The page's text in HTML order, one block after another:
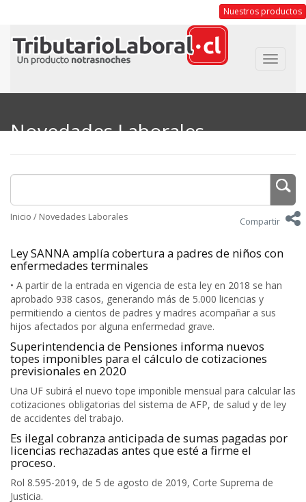
Nuestros productos
Toggle
Novedades Laborales
Inicio / Novedades Laborales Compartir
Ley SANNA amplía cobertura a padres de niños con
enfermedades terminales
• A partir de la entrada en vigencia de esta ley en 2018 se han
aprobado 938 casos, generando más de 5.000 licencias y
permitiendo a cientos de padres y madres acompañar a sus
hijos afectados por alguna enfermedad grave.
Superintendencia de Pensiones informa nuevos
topes imponibles para el cálculo de cotizaciones
previsionales en 2020
Una UF subirá el nuevo tope imponible mensual para calcular las
cotizaciones obligatorias del sistema de AFP, de salud y de ley
de accidentes del trabajo.
Es ilegal cobranza anticipada de sumas pagadas por
licencias rechazadas antes que esté a firme el
proceso.
Rol 8.595-2019, de 5 de agosto de 2019, Corte Suprema de
Justicia.